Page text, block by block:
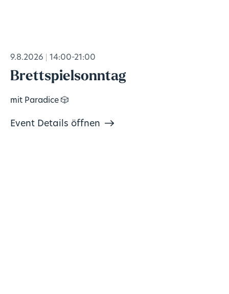
9.8.2026 14:00-21:00
Brettspielsonntag
mit Paradice 🎲
Event Details öffnen